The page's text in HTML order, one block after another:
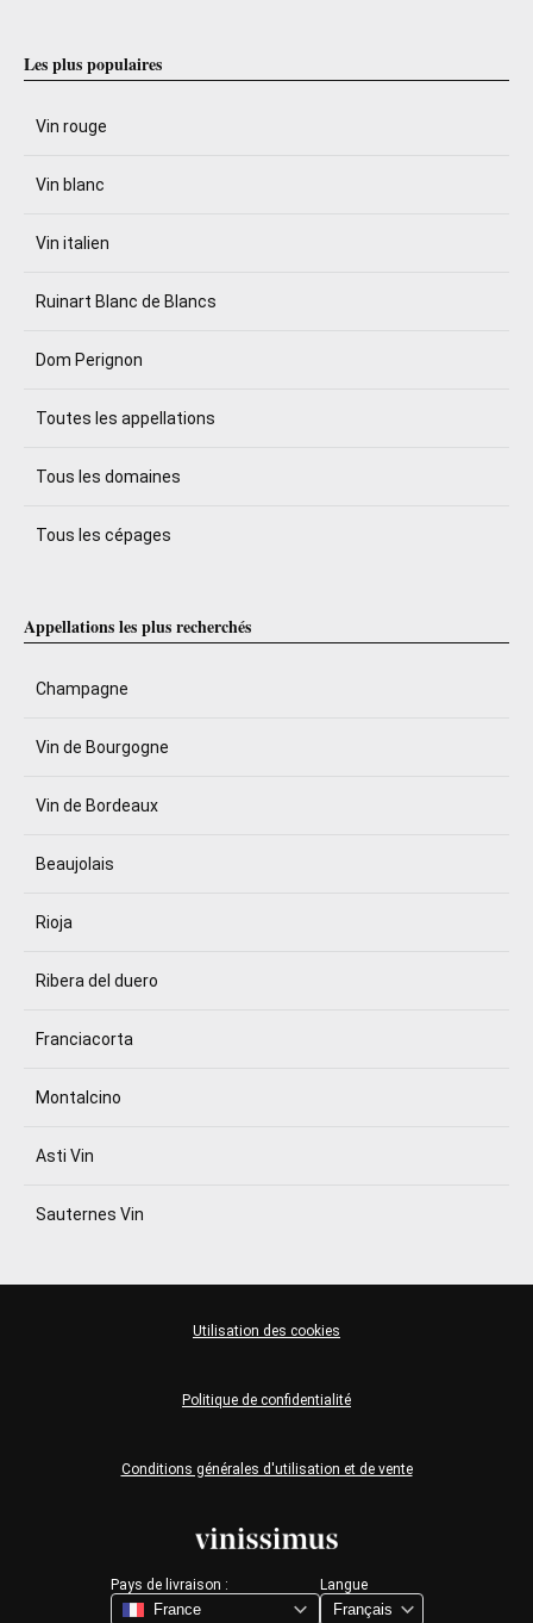
Les plus populaires
Vin rouge
Vin blanc
Vin italien
Ruinart Blanc de Blancs
Dom Perignon
Toutes les appellations
Tous les domaines
Tous les cépages
Appellations les plus recherchés
Champagne
Vin de Bourgogne
Vin de Bordeaux
Beaujolais
Rioja
Ribera del duero
Franciacorta
Montalcino
Asti Vin
Sauternes Vin
Pays de livraison : Langue
Conditions générales d'utilisation et de vente
Politique de confidentialité
Utilisation des cookies